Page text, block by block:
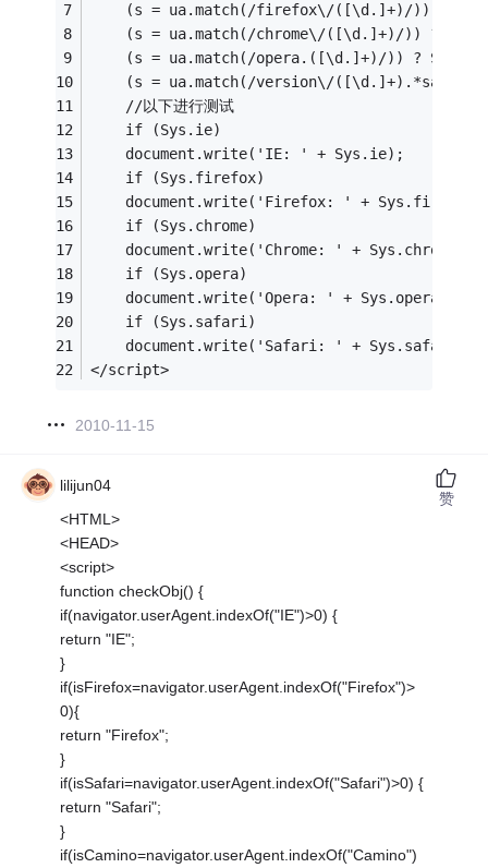
(s = ua.match(/firefox\/([\d.]+)/)) ?
(s = ua.match(/chrome\/([\d.]+)/)) ?
(s = ua.match(/opera.([\d.]+)/)) ?
(s = ua.match(/version\/
    //以下进行测试
    if (Sys.ie)
    document.write('IE: ' + Sys.ie);
    if (Sys.firefox)
document.write('Firefox: ' +
    if (Sys.chrome)
    document.write('Chrome: ' + Sys.chrome);
    if (Sys.opera)
    document.write('Opera: ' + Sys.opera);
    if (Sys.safari)
    document.write('Safari: ' + Sys.safari);
</script>
2010-11-15
lilijun04
<HTML>
<HEAD>
<script>
function checkObj() {
if(navigator.userAgent.indexOf("IE")>0) {
return "IE";
}
if(isFirefox=navigator.userAgent.indexOf("Firefox")>
0){
return "Firefox";
}
if(isSafari=navigator.userAgent.indexOf("Safari")>0) {
return "Safari";
}
if(isCamino=navigator.userAgent.indexOf("Camino")
赞